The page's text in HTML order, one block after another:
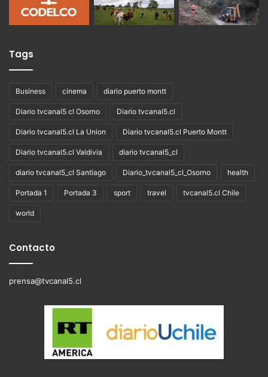
Tags
Business cinema diario puerto montt
Diario tvcanal5 cl Osorno Diario tvcanal5.cl
Diario tvcanal5.cl La Union Diario tvcanal5.cl Puerto Montt
Diario tvcanal5.cl Valdivia diario tvcanal5_cl
diario tvcanal5_cl Santiago Diario_tvcanal5_cl_Osorno health
Portada 1 Portada 3 sport travel tvcanal5.cl Chile
world
Contacto
prensa@tvcanal5.cl